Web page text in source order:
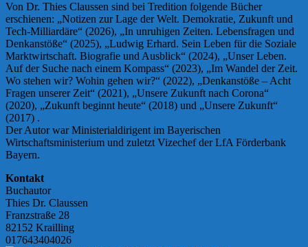
Von Dr. Thies Claussen sind bei Tredition folgende Bücher
erschienen: „Notizen zur Lage der Welt. Demokratie, Zukunft und
Tech-Milliardäre“ (2026), „In unruhigen Zeiten. Lebensfragen und
Denkanstöße“ (2025), „Ludwig Erhard. Sein Leben für die Soziale
Marktwirtschaft. Biografie und Ausblick“ (2024), „Unser Leben.
Auf der Suche nach einem Kompass“ (2023), „Im Wandel der Zeit.
Wo stehen wir? Wohin gehen wir?“ (2022), „Denkanstöße – Acht
Fragen unserer Zeit“ (2021), „Unsere Zukunft nach Corona“
(2020), „Zukunft beginnt heute“ (2018) und „Unsere Zukunft“
(2017) .
Der Autor war Ministerialdirigent im Bayerischen
Wirtschaftsministerium und zuletzt Vizechef der LfA Förderbank
Bayern.
Kontakt
Buchautor
Thies Dr. Claussen
Franzstraße 28
82152 Krailling
017643404026